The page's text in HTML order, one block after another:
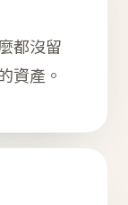
都沒留
資產。